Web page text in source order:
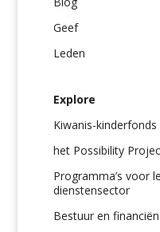
Geef
Leden
Explore
Kiwanis-kinderfonds
het Possibility
Programma’s voor
dienstensector
Bestuur en financiën